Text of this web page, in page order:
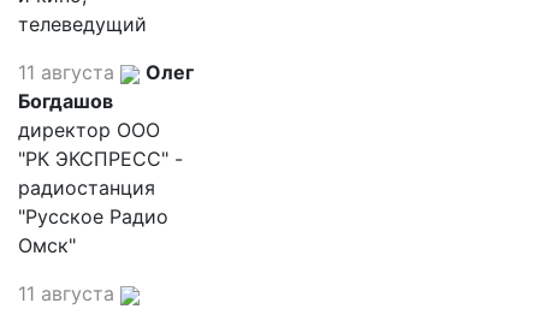
телеведущий
11 августа
Олег
Богдашов
директор ООО
"РК ЭКСПРЕСС" -
радиостанция
"Русское Радио
Омск"
11 августа